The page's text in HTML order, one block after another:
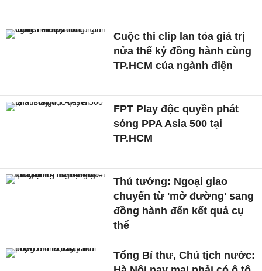
Cuộc thi clip lan tỏa giá trị
nửa thế kỷ đồng hành cùng
TP.HCM của ngành điện
FPT Play độc quyền phát
sóng PPA Asia 500 tại
TP.HCM
Thủ tướng: Ngoại giao
chuyển từ 'mở đường' sang
đồng hành đến kết quả cụ
thể
Tổng Bí thư, Chủ tịch nước: